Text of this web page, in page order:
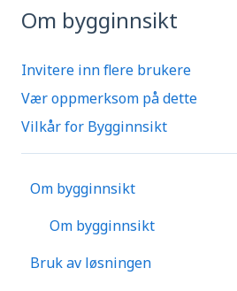
Om bygginnsikt
Invitere inn flere brukere
Vær oppmerksom på dette
Vilkår for Bygginnsikt
Om bygginnsikt
Om bygginnsikt
Bruk av løsningen